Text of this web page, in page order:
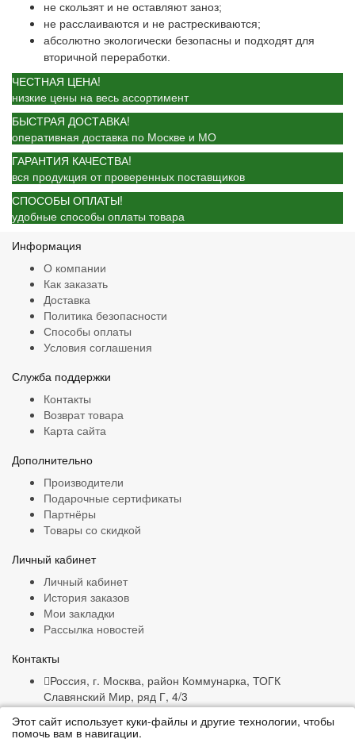
не скользят и не оставляют заноз;
не расслаиваются и не растрескиваются;
абсолютно экологически безопасны и подходят для
вторичной переработки.
ЧЕСТНАЯ ЦЕНА!
низкие цены на весь ассортимент
БЫСТРАЯ ДОСТАВКА!
оперативная доставка по Москве и МО
ГАРАНТИЯ КАЧЕСТВА!
вся продукция от проверенных поставщиков
СПОСОБЫ ОПЛАТЫ!
удобные способы оплаты товара
Информация
О компании
Как заказать
Доставка
Политика безопасности
Способы оплаты
Условия соглашения
Служба поддержки
Контакты
Возврат товара
Карта сайта
Дополнительно
Производители
Подарочные сертификаты
Партнёры
Товары со скидкой
Личный кабинет
Личный кабинет
История заказов
Мои закладки
Рассылка новостей
Контакты
Россия, г. Москва, район Коммунарка, ТОГК
Славянский Мир, ряд Г, 4/3
+7 (916) 132-47-16
ims.snabjenets@yandex.ru
Этот сайт использует куки-файлы и другие технологии, чтобы
помочь вам в навигации.